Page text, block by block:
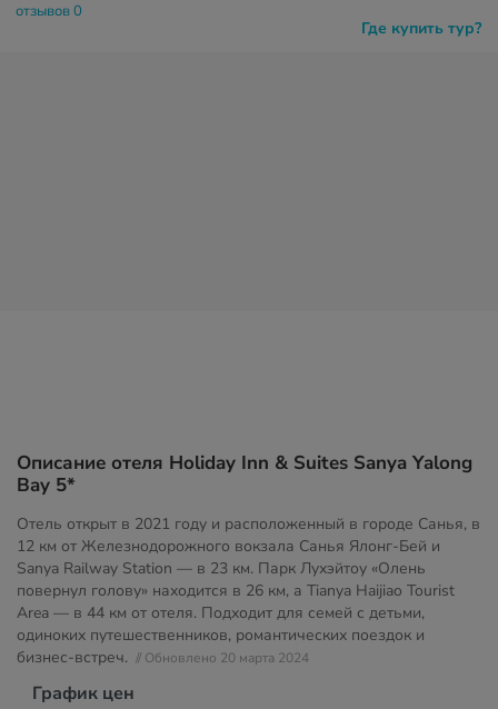
Где купить тур?
отзывов 0
Описание отеля Holiday Inn & Suites Sanya Yalong
Bay 5*
Отель открыт в 2021 году и расположенный в городе Санья, в
12 км от Железнодорожного вокзала Санья Ялонг-Бей и
Sanya Railway Station — в 23 км. Парк Лухэйтоу «Олень
повернул голову» находится в 26 км, а Tianya Haijiao Tourist
Area — в 44 км от отеля. Подходит для семей с детьми,
одиноких путешественников, романтических поездок и
бизнес-встреч. // Обновлено 20 марта 2024
График цен